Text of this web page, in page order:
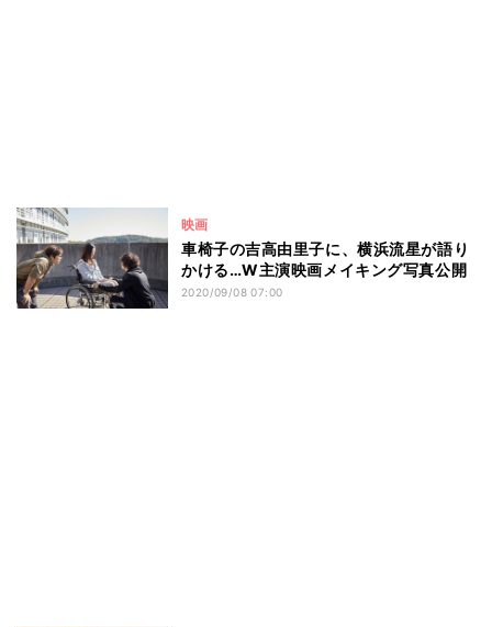
映画
車椅子の吉高由里子に、横浜流星が語り
かける…W主演映画メイキング写真公開
2020/09/08 07:00